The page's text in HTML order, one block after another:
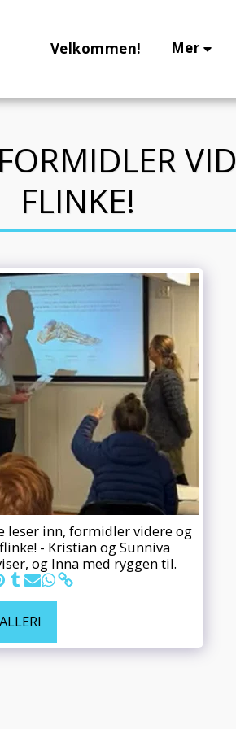
Velkommen! Mer
FLINKE!
leser inn, formidler videre og
- Kristian og Sunniva
og Inna med ryggen til.